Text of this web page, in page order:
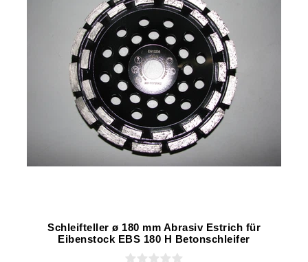
Schleifteller ø 180 mm Abrasiv Estrich für
Eibenstock EBS 180 H Betonschleifer